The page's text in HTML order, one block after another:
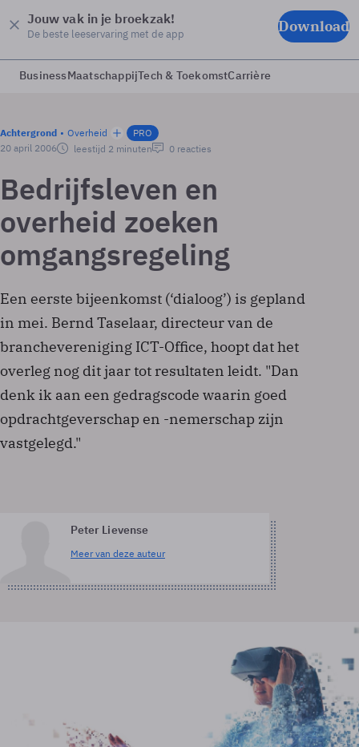
Jouw vak in je broekzak!
De beste leeservaring met de app Download
BusinessMaatschappijTech & ToekomstCarrière
Achtergrond Overheid
PRO
20 april 2006
leestijd 2 minuten 0 reacties
Bedrijfsleven en
overheid zoeken
omgangsregeling
Een eerste bijeenkomst (‘dialoog’) is gepland
in mei. Bernd Taselaar, directeur van de
branchevereniging ICT-Office, hoopt dat het
overleg nog dit jaar tot resultaten leidt. "Dan
denk ik aan een gedragscode waarin goed
opdrachtgeverschap en -nemerschap zijn
vastgelegd."
Peter Lievense
Meer van deze auteur